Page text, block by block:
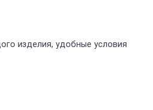
изделия, удобные условия